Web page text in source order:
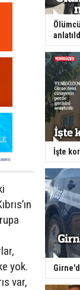
yok.
var,
İşte